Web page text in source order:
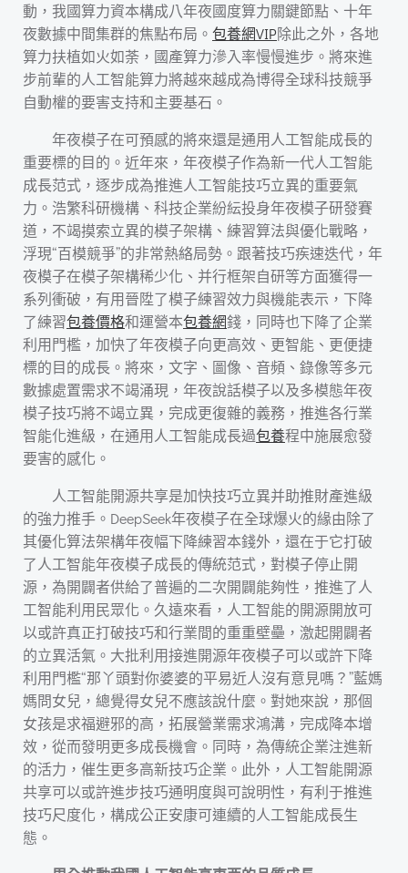
動，我國算力資本構成八年夜國度算力關鍵節點、十年
夜數據中間集群的焦點布局。 包養網VIP除此之外，各地
算力扶植如火如荼，國產算力滲入率慢慢進步。將來進
步前輩的人工智能算力將越來越成為博得全球科技競爭
自動權的要害支持和主要基石。
年夜模子在可預感的將來還是通用人工智能成長的
重要標的目的。近年來，年夜模子作為新一代人工智能
成長范式，逐步成為推進人工智能技巧立異的重要氣
力。浩繁科研機構、科技企業紛紜投身年夜模子研發賽
道，不竭摸索立異的模子架構、練習算法與優化戰略，
浮現“百模競爭”的非常熱絡局勢。跟著技巧疾速迭代，年
夜模子在模子架構稀少化、并行框架自研等方面獲得一
系列衝破，有用晉陞了模子練習效力與機能表示，下降
了練習包養價格和運營本包養網錢，同時也下降了企業
利用門檻，加快了年夜模子向更高效、更智能、更便捷
標的目的成長。將來，文字、圖像、音頻、錄像等多元
數據處置需求不竭涌現，年夜說話模子以及多模態年夜
模子技巧將不竭立異，完成更復雜的義務，推進各行業
智能化進級，在通用人工智能成長過包養程中施展愈發
要害的感化。
人工智能開源共享是加快技巧立異并助推財產進級
的強力推手。DeepSeek年夜模子在全球爆火的緣由除了
其優化算法架構年夜幅下降練習本錢外，還在于它打破
了人工智能年夜模子成長的傳統范式，對模子停止開
源，為開闢者供給了普遍的二次開闢能夠性，推進了人
工智能利用民眾化。久遠來看，人工智能的開源開放可
以或許真正打破技巧和行業間的重重壁壘，激起開闢者
的立異活氣。大批利用接進開源年夜模子可以或許下降
利用門檻“那丫頭對你婆婆的平易近人沒有意見嗎？”藍媽
媽問女兒，總覺得女兒不應該說什麼。對她來說，那個
女孩是求福避邪的高，拓展營業需求鴻溝，完成降本增
效，從而發明更多成長機會。同時，為傳統企業注進新
的活力，催生更多高新技巧企業。此外，人工智能開源
共享可以或許進步技巧通明度與可說明性，有利于推進
技巧尺度化，構成公正安康可連續的人工智能成長生
態。